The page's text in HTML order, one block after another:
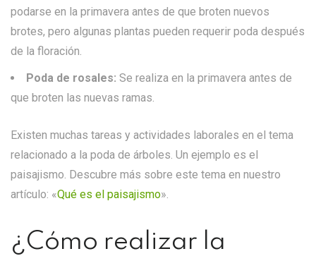
podarse en la primavera antes de que broten nuevos
brotes, pero algunas plantas pueden requerir poda después
de la floración.
Poda de rosales: Se realiza en la primavera antes de
que broten las nuevas ramas.
Existen muchas tareas y actividades laborales en el tema
relacionado a la poda de árboles. Un ejemplo es el
paisajismo. Descubre más sobre este tema en nuestro
artículo: «Qué es el paisajismo».
¿Cómo realizar la